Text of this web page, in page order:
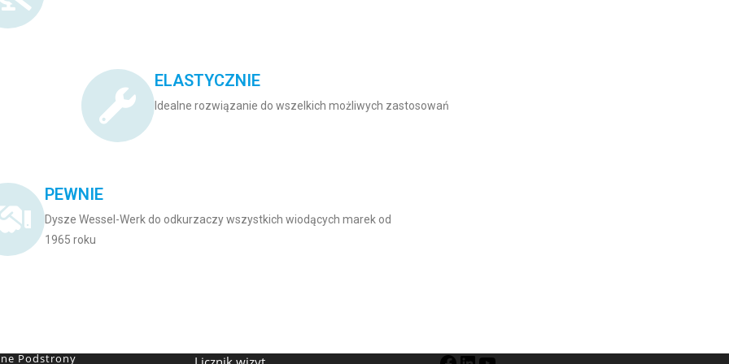
ELASTYCZNIE
Idealne rozwiązanie do wszelkich możliwych zastosowań​
PEWNIE
Dysze Wessel-Werk do odkurzaczy wszystkich wiodących marek od
1965 roku​
Podstrony